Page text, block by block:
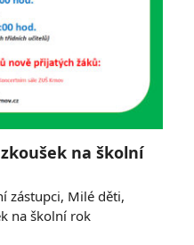
na školní
zástupci, Milé děti,
na školní rok